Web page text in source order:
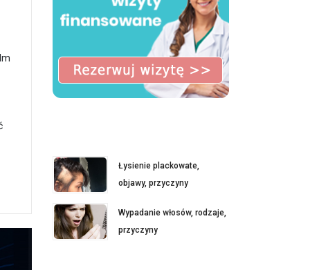
Łysienie plackowate,
objawy, przyczyny
Wypadanie włosów, rodzaje,
przyczyny